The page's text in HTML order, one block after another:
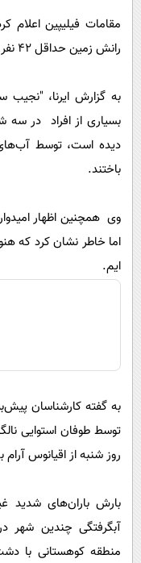
مقامات فیلیپین اعلام
رانش زمین حداقل ۴۲ نفر کشته و ۱۶ نفر دیگر مفقود شدند.
به گزارش ایرنا، "نجیب
بسیاری از افراد در سه
دیده است، توسط
باختند.
وی همچنین اظهار
اما خاطر نشان کرد که
ایم.
به گفته کارشناسان
توسط طوفان استوایی
روز شنبه از اقیانوس
بارش باران‌های شدید
آبگرفتگی چندین شهر
منطقه کوهستانی با